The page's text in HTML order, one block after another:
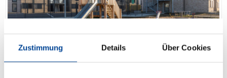
Zustimmung Details Über Cookies